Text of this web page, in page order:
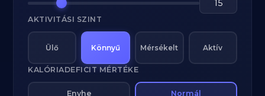
AKTIVITÁSI SZINT
Ülő Könnyű Mérsékelt Aktív
KALÓRIADEFICIT MÉRTÉKE
Enyhe Normál